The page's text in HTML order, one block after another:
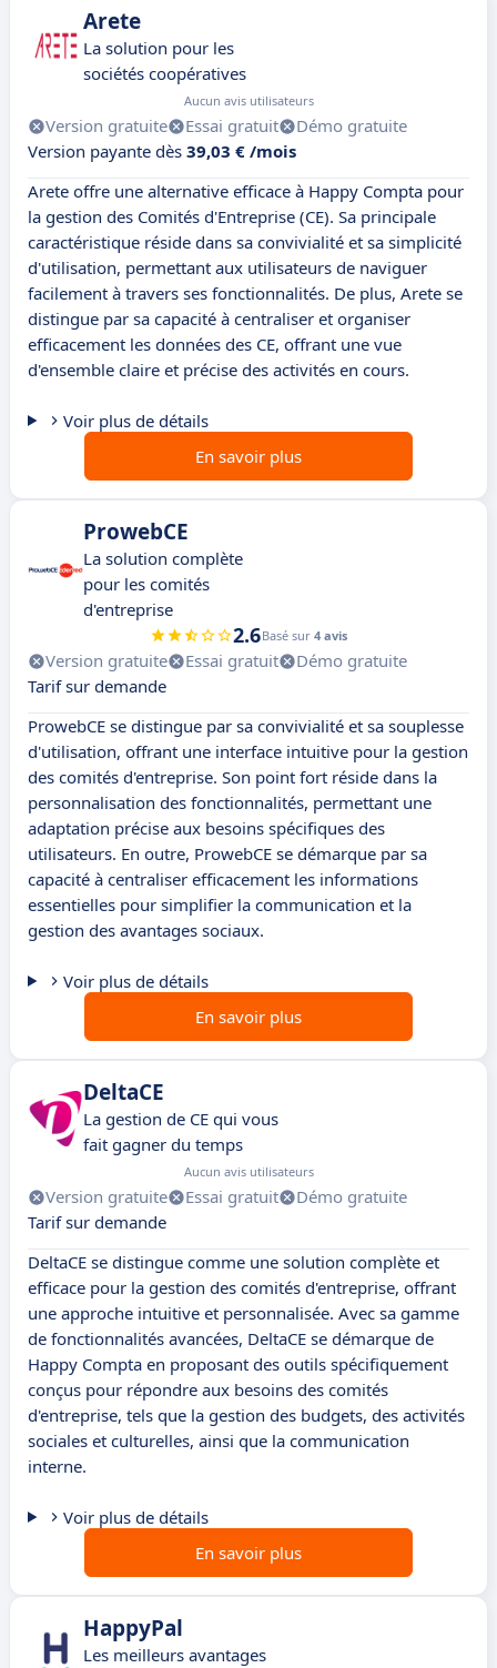
Arete
La solution pour les
sociétés coopératives
Aucun avis utilisateurs
Version gratuite Essai gratuit
Démo gratuite
Version payante dès 39,03 € /mois
Arete offre une alternative efficace à Happy Compta pour
la gestion des Comités d'Entreprise (CE). Sa principale
caractéristique réside dans sa convivialité et sa simplicité
d'utilisation, permettant aux utilisateurs de naviguer
facilement à travers ses fonctionnalités. De plus, Arete se
distingue par sa capacité à centraliser et organiser
efficacement les données des CE, offrant une vue
d'ensemble claire et précise des activités en cours.
Voir plus de détails
En savoir plus
ProwebCE
La solution complète
pour les comités
d'entreprise
2.6Basé sur 4 avis
Version gratuite Essai gratuit
Démo gratuite
Tarif sur demande
ProwebCE se distingue par sa convivialité et sa souplesse
d'utilisation, offrant une interface intuitive pour la gestion
des comités d'entreprise. Son point fort réside dans la
personnalisation des fonctionnalités, permettant une
adaptation précise aux besoins spécifiques des
utilisateurs. En outre, ProwebCE se démarque par sa
capacité à centraliser efficacement les informations
essentielles pour simplifier la communication et la
gestion des avantages sociaux.
Voir plus de détails
En savoir plus
DeltaCE
La gestion de CE qui vous
fait gagner du temps
Aucun avis utilisateurs
Version gratuite Essai gratuit
Démo gratuite
Tarif sur demande
DeltaCE se distingue comme une solution complète et
efficace pour la gestion des comités d'entreprise, offrant
une approche intuitive et personnalisée. Avec sa gamme
de fonctionnalités avancées, DeltaCE se démarque de
Happy Compta en proposant des outils spécifiquement
conçus pour répondre aux besoins des comités
d'entreprise, tels que la gestion des budgets, des activités
sociales et culturelles, ainsi que la communication
interne.
Voir plus de détails
En savoir plus
HappyPal
Les meilleurs avantages